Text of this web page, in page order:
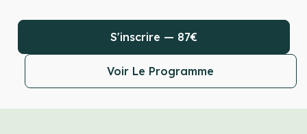
S'inscrire — 87€
Voir Le Programme